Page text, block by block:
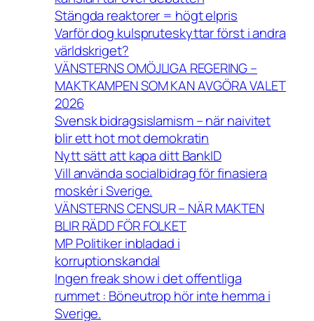
Stängda reaktorer = högt elpris
Varför dog kulspruteskyttar först i andra
världskriget?
VÄNSTERNS OMÖJLIGA REGERING –
MAKTKAMPEN SOM KAN AVGÖRA VALET
2026
Svensk bidragsislamism – när naivitet
blir ett hot mot demokratin
Nytt sätt att kapa ditt BankID
Vill använda socialbidrag för finasiera
moskér i Sverige.
VÄNSTERNS CENSUR – NÄR MAKTEN
BLIR RÄDD FÖR FOLKET
MP Politiker inbladad i
korruptionskandal
Ingen freak show i det offentliga
rummet : Böneutrop hör inte hemma i
Sverige.